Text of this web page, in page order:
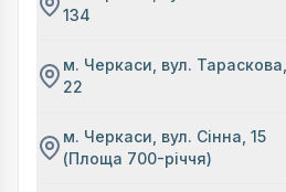
134
м. Черкаси, вул. Тараскова,
22
м. Черкаси, вул. Сінна, 15
(Площа 700-річчя)